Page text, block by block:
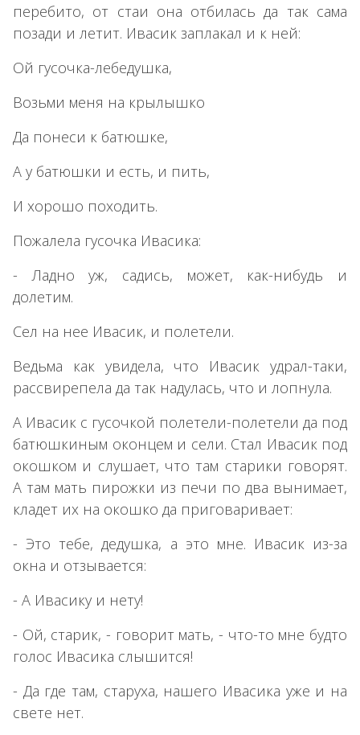
перебито, от стаи она отбилась да так сама
позади и летит. Ивасик заплакал и к ней:
Ой гусочка-лебедушка,
Возьми меня на крылышко
Да понеси к батюшке,
А у батюшки и есть, и пить,
И хорошо походить.
Пожалела гусочка Ивасика:
- Ладно уж, садись, может, как-нибудь и
долетим.
Сел на нее Ивасик, и полетели.
Ведьма как увидела, что Ивасик удрал-таки,
рассвирепела да так надулась, что и лопнула.
А Ивасик с гусочкой полетели-полетели да под
батюшкиным оконцем и сели. Стал Ивасик под
окошком и слушает, что там старики говорят.
А там мать пирожки из печи по два вынимает,
кладет их на окошко да приговаривает:
- Это тебе, дедушка, а это мне. Ивасик из-за
окна и отзывается:
- А Ивасику и нету!
- Ой, старик, - говорит мать, - что-то мне будто
голос Ивасика слышится!
- Да где там, старуха, нашего Ивасика уже и на
свете нет.